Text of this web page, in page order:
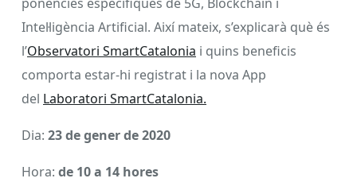
ponències específiques de 5G, Blockchain i
Intel·ligència Artificial. Així mateix, s’explicarà què és
l’Observatori SmartCatalonia i quins beneficis
comporta estar-hi registrat i la nova App
del Laboratori SmartCatalonia.
Dia: 23 de gener de 2020
Hora: de 10 a 14 hores